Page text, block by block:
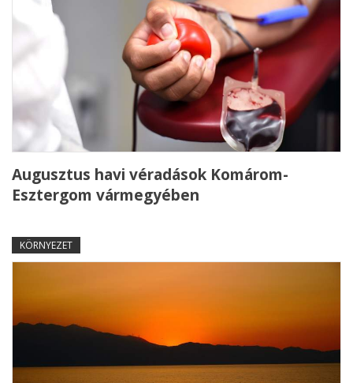
Augusztus havi véradások Komárom-
Esztergom vármegyében
KÖRNYEZET